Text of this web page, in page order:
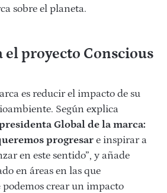
sobre el planeta.
el proyecto Conscious
es reducir el impacto de su
Según explica
Global de la marca:
progresar e inspirar a
en este sentido”, y añade
en áreas en las que
podemos crear un impacto